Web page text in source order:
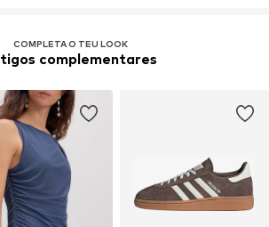
COMPLETA O TEU LOOK
complementares